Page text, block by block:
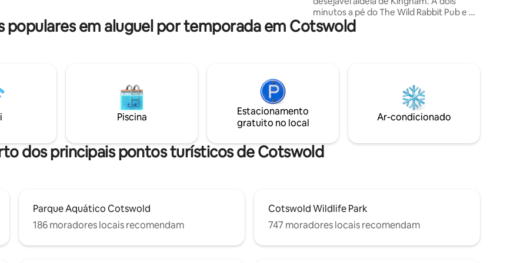
minutos a pé do The Wild Rabbit Pub e do
The Kingham Plough. Muito
estacionamento gratuito bem em frente
Nast Traveller. Um lar longe de casa e a
apenas 25 minutos a pé pela trilha de
equitação até a famosa loja Daylesford
Organic Farm, restaurantes e spa.
populares em aluguel por temporada em Cotswold
Piscina
Estacionamento
gratuito no local
Ar-condicionado
dos principais pontos turísticos de Cotswold
Parque Aquático Cotswold
186 moradores locais recomendam
Cotswold Wildlife Park
747 moradores locais recomendam